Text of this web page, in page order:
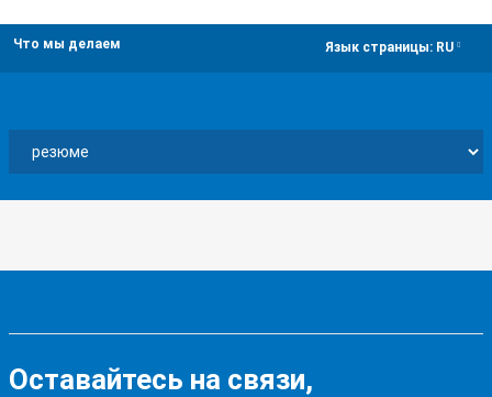
Что мы делаем Язык страницы: RU
Оставайтесь на связи,